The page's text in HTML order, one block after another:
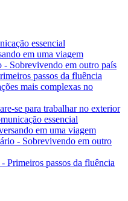
essencial
em uma viagem
- Sobrevivendo em outro país
passos da fluência
mais complexas no
se para trabalhar no exterior
essencial
em uma viagem
- Sobrevivendo em outro
Primeiros passos da fluência